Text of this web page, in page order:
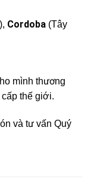
Cordoba (Tây
mình thương
thế giới.
và tư vấn Quý